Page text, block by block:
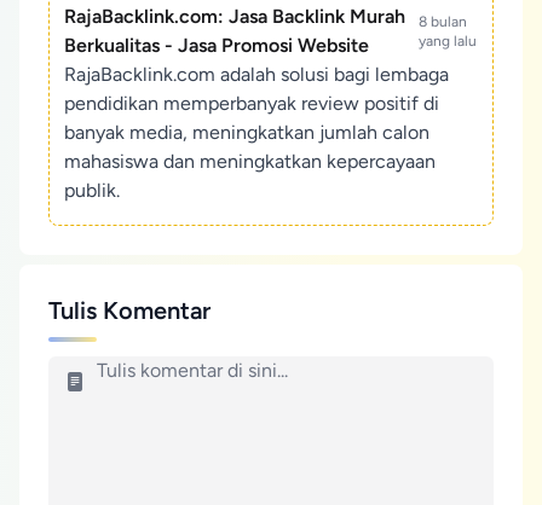
RajaBacklink.com: Jasa Backlink Murah
Berkualitas - Jasa Promosi Website
8 bulan
yang lalu
RajaBacklink.com adalah solusi bagi lembaga
pendidikan memperbanyak review positif di
banyak media, meningkatkan jumlah calon
mahasiswa dan meningkatkan kepercayaan
publik.
Tulis Komentar